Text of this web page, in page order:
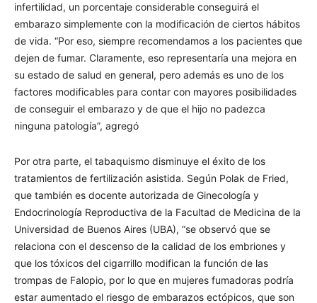
infertilidad, un porcentaje considerable conseguirá el
embarazo simplemente con la modificación de ciertos hábitos
de vida. “Por eso, siempre recomendamos a los pacientes que
dejen de fumar. Claramente, eso representaría una mejora en
su estado de salud en general, pero además es uno de los
factores modificables para contar con mayores posibilidades
de conseguir el embarazo y de que el hijo no padezca
ninguna patología”, agregó
Por otra parte, el tabaquismo disminuye el éxito de los
tratamientos de fertilización asistida. Según Polak de Fried,
que también es docente autorizada de Ginecología y
Endocrinología Reproductiva de la Facultad de Medicina de la
Universidad de Buenos Aires (UBA), “se observó que se
relaciona con el descenso de la calidad de los embriones y
que los tóxicos del cigarrillo modifican la función de las
trompas de Falopio, por lo que en mujeres fumadoras podría
estar aumentado el riesgo de embarazos ectópicos, que son